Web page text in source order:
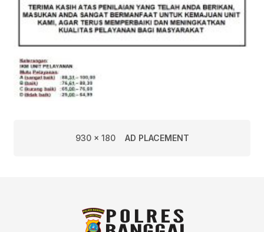
930 x 180 AD PLACEMENT